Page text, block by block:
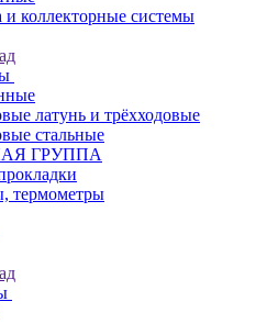
и коллекторные системы
латунь и трёхходовые
стальные
ГРУППА
термометры